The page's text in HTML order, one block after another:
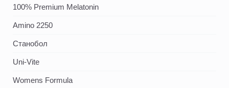
100% Premium Melatonin
Amino 2250
Станобол
Uni-Vite
Womens Formula